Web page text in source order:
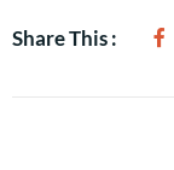
Share This :